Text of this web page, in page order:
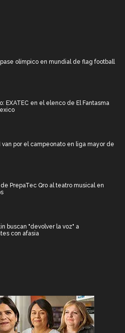
pase olímpico en mundial de flag football
EXATEC en el elenco de El Fantasma
van por el campeonato en liga mayor de
PrepaTec Qro al teatro musical en
buscan "devolver la voz" a
con afasia